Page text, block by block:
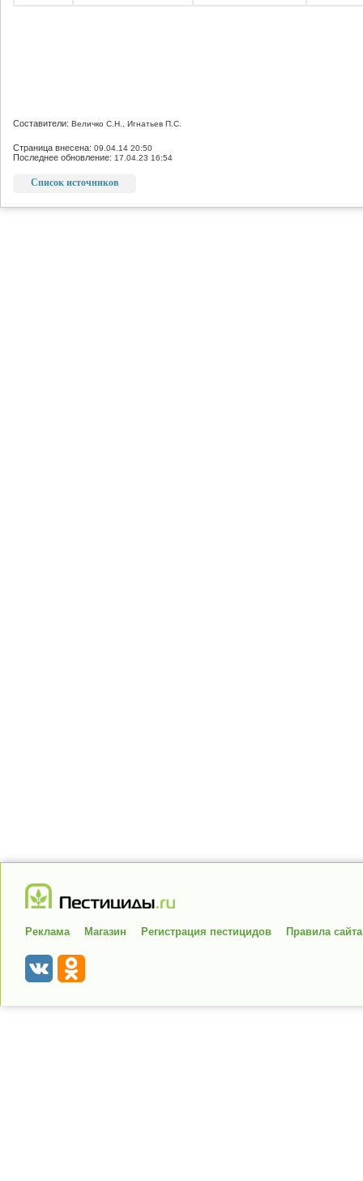
Составители: Величко С.Н., Игнатьев П.С.
Страница внесена: 09.04.14 20:50
Последнее обновление: 17.04.23 16:54
Список источников
Реклама Магазин Регистрация пестицидов Правила сайта